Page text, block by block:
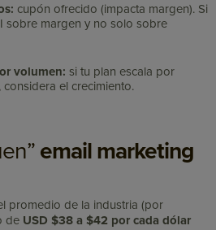
cupón ofrecido (impacta margen). Si
sobre margen y no solo sobre
volumen: si tu plan escala por
el crecimiento.
email marketing
promedio de la industria (por
de USD $38 a $42 por cada dólar